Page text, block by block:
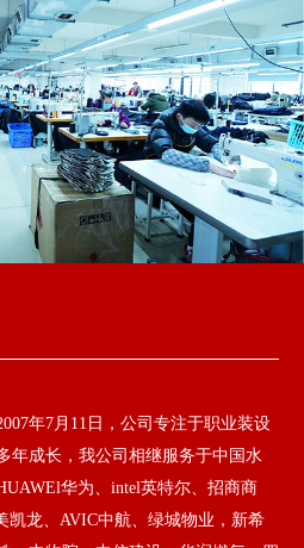
年7月11日，公司专注于职业装设
年成长，我公司相继服务于中国水
华为、intel英特尔、招商商
凯龙、AVIC中航、绿城物业，新希